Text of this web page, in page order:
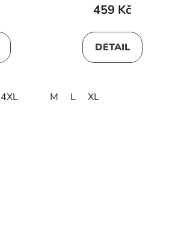
4XL
459 Kč
DETAIL
M L XL